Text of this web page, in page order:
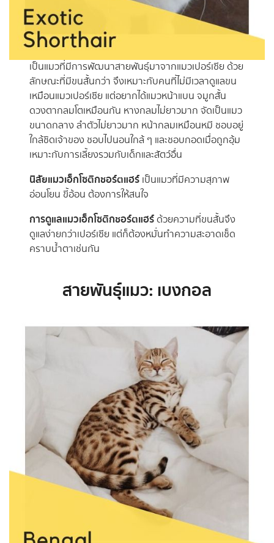
เป็นแมวที่มีการพัฒนาสายพันธุ์มาจากแมวเปอร์เซีย ด้วย
ลักษณะที่มีขนสั้นกว่า จึงเหมาะกับคนที่ไม่มีเวลาดูแลขน
เหมือนแมวเปอร์เซีย แต่อยากได้แมวหน้าแบน จมูกสั้น
ดวงตากลมโตเหมือนกัน หางกลมไม่ยาวมาก จัดเป็นแมว
ขนาดกลาง ลำตัวไม่ยาวมาก หน้ากลมเหมือนหมี ชอบอยู่
ใกล้ชิดเจ้าของ ชอบไปนอนใกล้ ๆ และชอบกอดเมื่อถูกอุ้ม
เหมาะกับการเลี้ยงรวมกับเด็กและสัตว์อื่น
นิสัยแมวเอ็กโซติกชอร์ตแฮร์ เป็นแมวที่มีความสุภาพ
อ่อนโยน ขี้อ้อน ต้องการให้สนใจ
การดูแลแมวเอ็กโซติกชอร์ตแฮร์ด้วยความที่ขนสั้นจึง
ดูแลง่ายกว่าเปอร์เซีย แต่ก็ต้องหมั่นทำความสะอาดเช็ด
คราบน้ำตาเช่นกัน
สายพันธุ์แมว: เบงกอล